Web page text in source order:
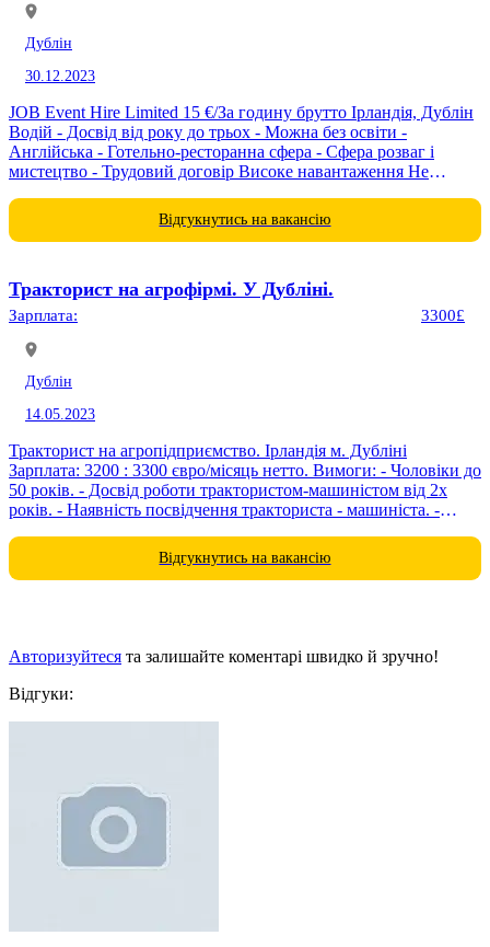
Дублін
30.12.2023
JOB Event Hire Limited 15 €/За годину брутто Ірландія, Дублін
Водій - Досвід від року до трьох - Можна без освіти -
Англійська - Готельно-ресторанна сфера - Сфера розваг і
мистецтво - Трудовий договір Високе навантаження Не
Відгукнутись на вакансію
Тракторист на агрофірмі. У Дубліні.
Зарплата: 3300£
Дублін
14.05.2023
Тракторист на агропідприємство. Ірландія м. Дубліні
Зарплата: 3200 : 3300 євро/місяць нетто. Вимоги: - Чоловіки до
50 років. - Досвід роботи трактористом-машиністом від 2х
років. - Наявність посвідчення тракториста - машиніста. -
Відгукнутись на вакансію
Авторизуйтеся та залишайте коментарі швидко й зручно!
Відгуки: